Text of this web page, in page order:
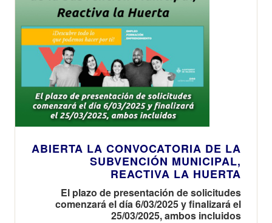
ABIERTA LA CONVOCATORIA DE LA
SUBVENCIÓN MUNICIPAL,
REACTIVA LA HUERTA
El plazo de presentación de solicitudes
comenzará el día 6/03/2025 y finalizará el
25/03/2025, ambos incluidos